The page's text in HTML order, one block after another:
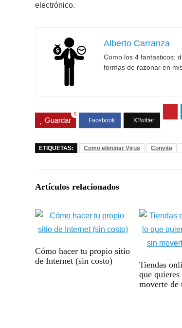
electrónico.
Alberto Carranza
Como los 4 fantasticos:
formas de razonar en
Guardar
0
ETIQUETAS: Como eliminar Virus Convite
Artículos relacionados
Cómo hacer tu propio sitio
de Internet (sin costo)
Tiendas
que
moverte de